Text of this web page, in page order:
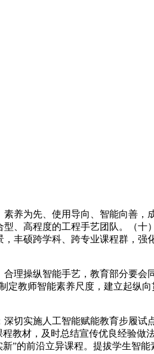
养为先、使用导向、智能向善，
、高程度的工程手艺团队。（十
丰硕跨学科、跨专业课程群，强
理操纵智能手艺，教育部分要会
定教师智能素养尺度，建立起纵
切实施人工智能赋能教育步履试
教材，及时总结宣传优良经验做
”的前沿立异课程。提拔学生智